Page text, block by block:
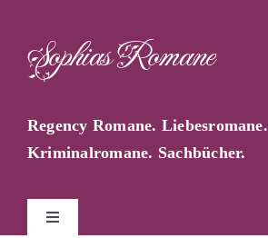
springenSophias Romane
Regency Romane. Liebesromane.
Kriminalromane. Sachbücher.
Toggle